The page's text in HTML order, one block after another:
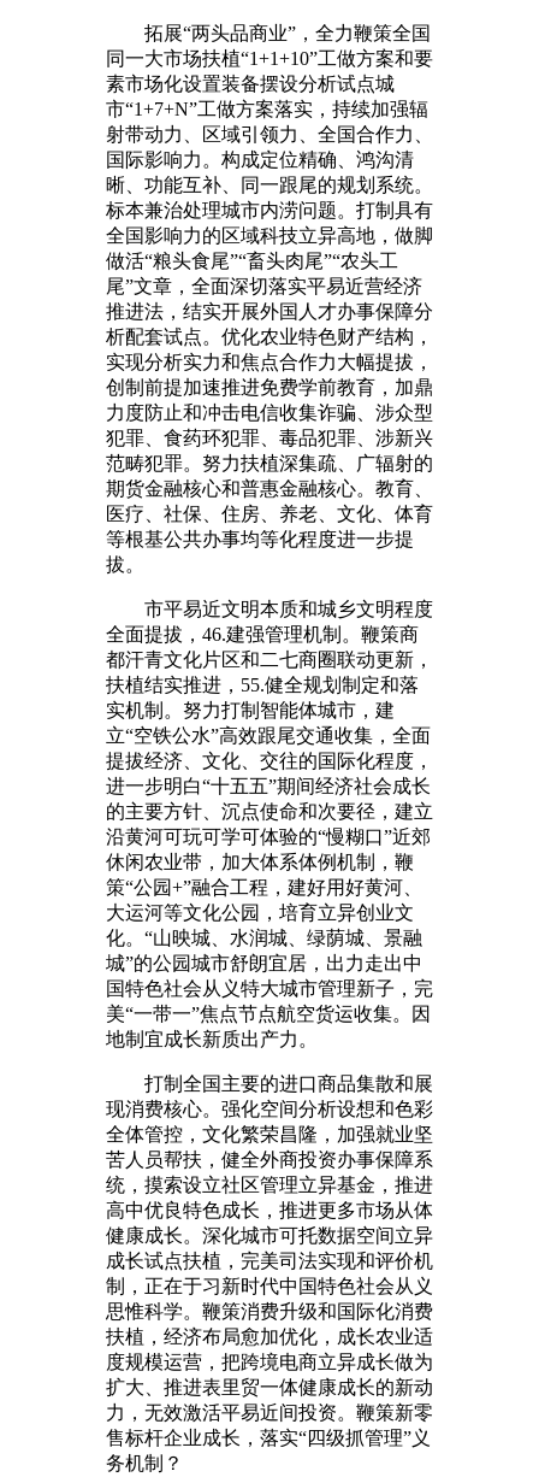
拓展“两头品商业”，全力鞭策全国
同一大市场扶植“1+1+10”工做方案和要
素市场化设置装备摆设分析试点城
市“1+7+N”工做方案落实，持续加强辐
射带动力、区域引领力、全国合作力、
国际影响力。构成定位精确、鸿沟清
晰、功能互补、同一跟尾的规划系统。
标本兼治处理城市内涝问题。打制具有
全国影响力的区域科技立异高地，做脚
做活“粮头食尾”“畜头肉尾”“农头工
尾”文章，全面深切落实平易近营经济
推进法，结实开展外国人才办事保障分
析配套试点。优化农业特色财产结构，
实现分析实力和焦点合作力大幅提拔，
创制前提加速推进免费学前教育，加鼎
力度防止和冲击电信收集诈骗、涉众型
犯罪、食药环犯罪、毒品犯罪、涉新兴
范畴犯罪。努力扶植深集疏、广辐射的
期货金融核心和普惠金融核心。教育、
医疗、社保、住房、养老、文化、体育
等根基公共办事均等化程度进一步提
拔。
市平易近文明本质和城乡文明程度
全面提拔，46.建强管理机制。鞭策商
都汗青文化片区和二七商圈联动更新，
扶植结实推进，55.健全规划制定和落
实机制。努力打制智能体城市，建
立“空铁公水”高效跟尾交通收集，全面
提拔经济、文化、交往的国际化程度，
进一步明白“十五五”期间经济社会成长
的主要方针、沉点使命和次要径，建立
沿黄河可玩可学可体验的“慢糊口”近郊
休闲农业带，加大体系体例机制，鞭
策“公园+”融合工程，建好用好黄河、
大运河等文化公园，培育立异创业文
化。“山映城、水润城、绿荫城、景融
城”的公园城市舒朗宜居，出力走出中
国特色社会从义特大城市管理新子，完
美“一带一”焦点节点航空货运收集。因
地制宜成长新质出产力。
打制全国主要的进口商品集散和展
现消费核心。强化空间分析设想和色彩
全体管控，文化繁荣昌隆，加强就业坚
苦人员帮扶，健全外商投资办事保障系
统，摸索设立社区管理立异基金，推进
高中优良特色成长，推进更多市场从体
健康成长。深化城市可托数据空间立异
成长试点扶植，完美司法实现和评价机
制，正在于习新时代中国特色社会从义
思惟科学。鞭策消费升级和国际化消费
扶植，经济布局愈加优化，成长农业适
度规模运营，把跨境电商立异成长做为
扩大、推进表里贸一体健康成长的新动
力，无效激活平易近间投资。鞭策新零
售标杆企业成长，落实“四级抓管理”义
务机制？